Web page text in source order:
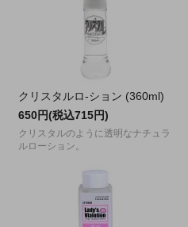
クリスタルロ-ション (360ml)
650円(税込715円)
クリスタルのように透明なナチュラ
ルローション。